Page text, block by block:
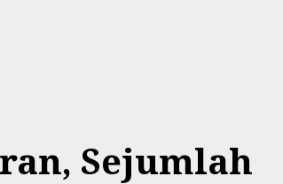
Sejumlah